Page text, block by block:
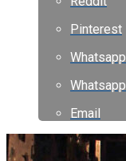
Pinterest
Whatsapp
Whatsapp
Email